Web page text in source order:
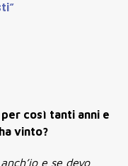
così tanti anni e
vinto?
e se devo